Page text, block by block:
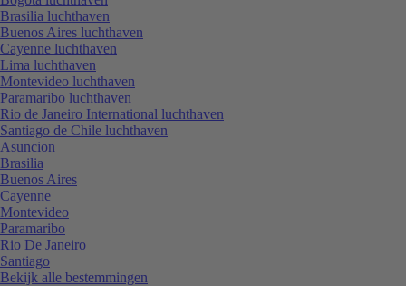
Brasilia luchthaven
Buenos Aires luchthaven
Cayenne luchthaven
Lima luchthaven
Montevideo luchthaven
Paramaribo luchthaven
Rio de Janeiro International luchthaven
Santiago de Chile luchthaven
Asuncion
Brasilia
Buenos Aires
Cayenne
Montevideo
Paramaribo
Rio De Janeiro
Santiago
Bekijk alle bestemmingen